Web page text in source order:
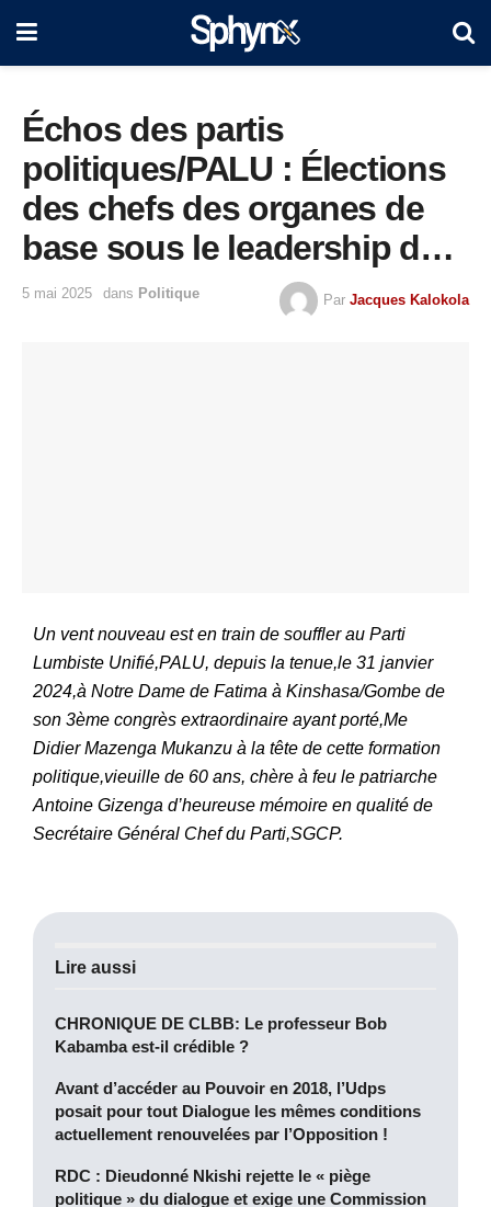
Échos des partis
politiques/PALU : Élections
des chefs des organes de
base sous le leadership de
Didier Mazenga Mukanzu
5 mai 2025 dans Politique Par Jacques Kalokola
Un vent nouveau est en train de souffler au Parti
Lumbiste Unifié,PALU, depuis la tenue,le 31 janvier
2024,à Notre Dame de Fatima à Kinshasa/Gombe de
son 3ème congrès extraordinaire ayant porté,Me
Didier Mazenga Mukanzu à la tête de cette formation
politique,vieuille de 60 ans, chère à feu le patriarche
Antoine Gizenga d’heureuse mémoire en qualité de
Secrétaire Général Chef du Parti,SGCP.
Lire aussi
CHRONIQUE DE CLBB: Le professeur Bob
Kabamba est-il crédible ?
Avant d’accéder au Pouvoir en 2018, l’Udps
posait pour tout Dialogue les mêmes conditions
actuellement renouvelées par l’Opposition !
RDC : Dieudonné Nkishi rejette le « piège
politique » du dialogue et exige une Commission